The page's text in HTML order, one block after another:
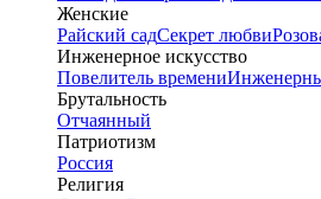
Женские
Райский садСекрет любви
Инженерное искусство
Повелитель времени
Брутальность
Отчаянный
Патриотизм
Россия
Религия